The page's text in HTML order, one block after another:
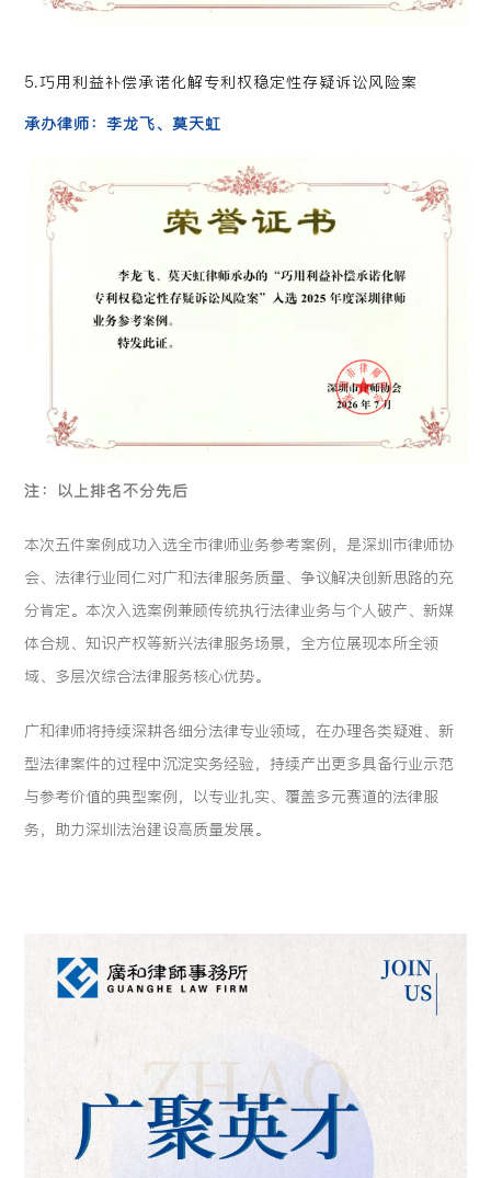
5.巧用利益补偿承诺化解专利权稳定性存疑诉讼风险案
承办律师：李龙飞、莫天虹
注：以上排名不分先后
本次五件案例成功入选全市律师业务参考案例，是深圳市律师协
会、法律行业同仁对广和法律服务质量、争议解决创新思路的充
分肯定。本次入选案例兼顾传统执行法律业务与个人破产、新媒
体合规、知识产权等新兴法律服务场景，全方位展现本所全领
域、多层次综合法律服务核心优势。
广和律师将持续深耕各细分法律专业领域，在办理各类疑难、新
型法律案件的过程中沉淀实务经验，持续产出更多具备行业示范
与参考价值的典型案例，以专业扎实、覆盖多元赛道的法律服
务，助力深圳法治建设高质量发展。